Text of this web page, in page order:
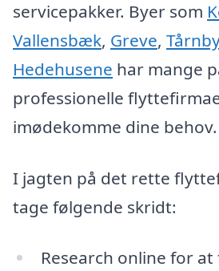
servicepakker. Byer som
Vallensbæk, Greve,
Hedehusene har mange
professionelle
imødekomme dine behov.
I jagten på det rette
tage følgende skridt:
Research online for